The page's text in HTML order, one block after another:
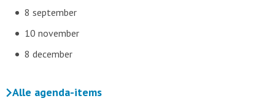
8 september
10 november
8 december
Alle agenda-items